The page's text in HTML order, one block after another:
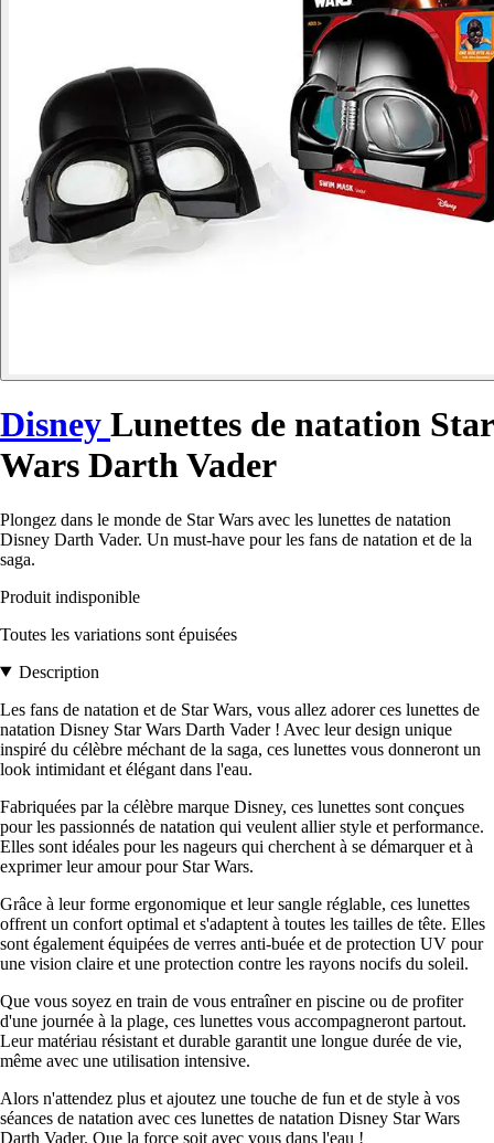
Disney Lunettes de natation Star
Wars Darth Vader
Plongez dans le monde de Star Wars avec les lunettes de natation
Disney Darth Vader. Un must-have pour les fans de natation et de la
saga.
Produit indisponible
Toutes les variations sont épuisées
Description
Les fans de natation et de Star Wars, vous allez adorer ces lunettes de
natation Disney Star Wars Darth Vader ! Avec leur design unique
inspiré du célèbre méchant de la saga, ces lunettes vous donneront un
look intimidant et élégant dans l'eau.
Fabriquées par la célèbre marque Disney, ces lunettes sont conçues
pour les passionnés de natation qui veulent allier style et performance.
Elles sont idéales pour les nageurs qui cherchent à se démarquer et à
exprimer leur amour pour Star Wars.
Grâce à leur forme ergonomique et leur sangle réglable, ces lunettes
offrent un confort optimal et s'adaptent à toutes les tailles de tête. Elles
sont également équipées de verres anti-buée et de protection UV pour
une vision claire et une protection contre les rayons nocifs du soleil.
Que vous soyez en train de vous entraîner en piscine ou de profiter
d'une journée à la plage, ces lunettes vous accompagneront partout.
Leur matériau résistant et durable garantit une longue durée de vie,
même avec une utilisation intensive.
Alors n'attendez plus et ajoutez une touche de fun et de style à vos
séances de natation avec ces lunettes de natation Disney Star Wars
Darth Vader. Que la force soit avec vous dans l'eau !